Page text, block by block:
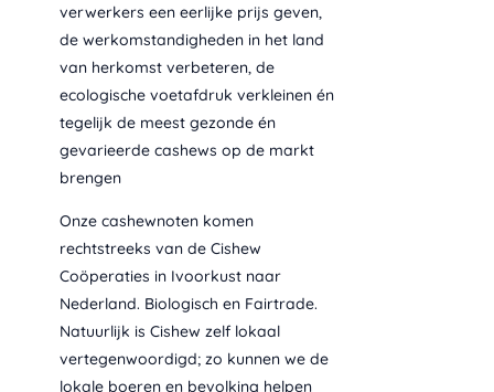
verwerkers een eerlijke prijs geven,
de werkomstandigheden in het land
van herkomst verbeteren, de
ecologische voetafdruk verkleinen én
tegelijk de meest gezonde én
gevarieerde cashews op de markt
brengen
Onze cashewnoten komen
rechtstreeks van de Cishew
Coöperaties in Ivoorkust naar
Nederland. Biologisch en Fairtrade.
Natuurlijk is Cishew zelf lokaal
vertegenwoordigd; zo kunnen we de
lokale boeren en bevolking helpen